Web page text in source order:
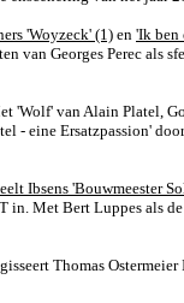
'Woyzeck' (1) en 'Ik ben
van Georges Perec als
'Wolf' van Alain Platel,
- eine Ersatzpassion'
Ibsens 'Bouwmeester
in. Met Bert Luppes als
Thomas Ostermeier